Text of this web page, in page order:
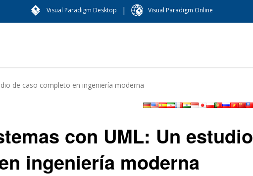
Visual Paradigm Desktop | Visual Paradigm Online
de caso completo en ingeniería moderna
con UML: Un estudio
ingeniería moderna